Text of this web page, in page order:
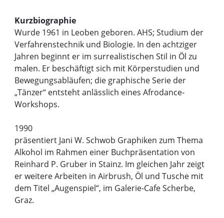
Kurzbiographie
Wurde 1961 in Leoben geboren. AHS; Studium der
Verfahrenstechnik und Biologie. In den achtziger
Jahren beginnt er im surrealistischen Stil in Öl zu
malen. Er beschäftigt sich mit Körperstudien und
Bewegungsabläufen; die graphische Serie der
„Tänzer“ entsteht anlässlich eines Afrodance-
Workshops.
1990
präsentiert Jani W. Schwob Graphiken zum Thema
Alkohol im Rahmen einer Buchpräsentation von
Reinhard P. Gruber in Stainz. Im gleichen Jahr zeigt
er weitere Arbeiten in Airbrush, Öl und Tusche mit
dem Titel „Augenspiel“, im Galerie-Cafe Scherbe,
Graz.